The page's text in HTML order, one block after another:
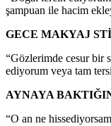
şampuan ile hacim
GECE MAKYAJ
“Gözlerimde cesur bir
ediyorum veya tam
AYNAYA
“O an ne